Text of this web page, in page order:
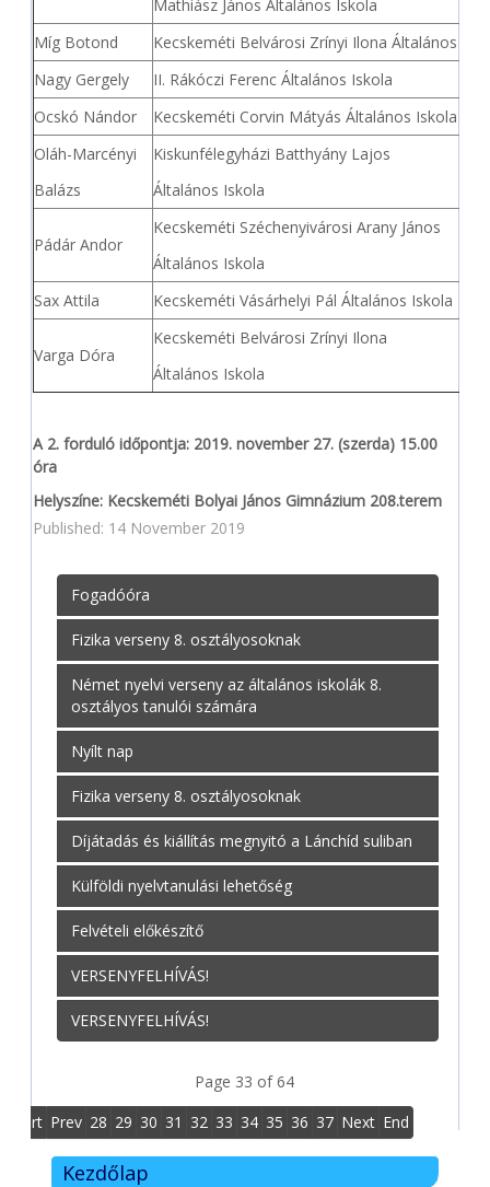
Mathiász János Általános Iskola
Míg Botond
Kecskeméti Belvárosi Zrínyi Ilona Általános
Nagy Gergely
II. Rákóczi Ferenc Általános Iskola
Ocskó Nándor
Kecskeméti Corvin Mátyás Általános Iskola
Oláh-Marcényi
Balázs
Kiskunfélegyházi Batthyány Lajos
Általános Iskola
Pádár Andor
Kecskeméti Széchenyivárosi Arany János
Általános Iskola
Sax Attila
Kecskeméti Vásárhelyi Pál Általános Iskola
Varga Dóra
Kecskeméti Belvárosi Zrínyi Ilona
Általános Iskola
A 2. forduló időpontja: 2019. november 27. (szerda) 15.00
óra
Helyszíne: Kecskeméti Bolyai János Gimnázium 208.terem
Published: 14 November 2019
Fogadóóra
Fizika verseny 8. osztályosoknak
Német nyelvi verseny az általános iskolák 8.
osztályos tanulói számára
Nyílt nap
Fizika verseny 8. osztályosoknak
Díjátadás és kiállítás megnyitó a Lánchíd suliban
Külföldi nyelvtanulási lehetőség
Felvételi előkészítő
VERSENYFELHÍVÁS!
VERSENYFELHÍVÁS!
Page 33 of 64
Start Prev 28 29 30 31 32 33 34 35 36 37 Next End
Kezdőlap